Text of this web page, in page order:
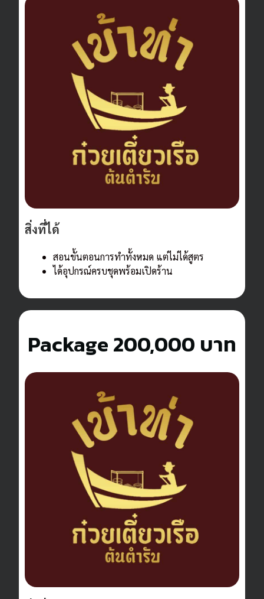
สิ่งที่ได้
สอนขั้นตอนการทำทั้งหมด แต่ไม่ได้สูตร
ได้อุปกรณ์ครบชุดพร้อมเปิดร้าน
Package200,000 บาท